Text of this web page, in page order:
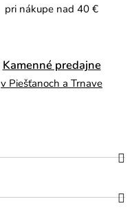
pri nákupe nad 40 €
Kamenné predajne
v Piešťanoch a Trnave